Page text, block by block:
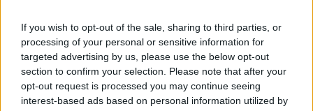
If you wish to opt-out of the sale, sharing to third parties, or
processing of your personal or sensitive information for
targeted advertising by us, please use the below opt-out
section to confirm your selection. Please note that after your
opt-out request is processed you may continue seeing
interest-based ads based on personal information utilized by
133-86 στο οποίο ο Αντετοκούνμπο είχε σε
27 λεπτά συμμετοχής, 32 πόντους, 13
ριμπάουντ και 3 ασίστ, ο Γιάννης απαντώντας
στον Χάρντεν είπε: «Σίγουρα το παιχνίδι μου